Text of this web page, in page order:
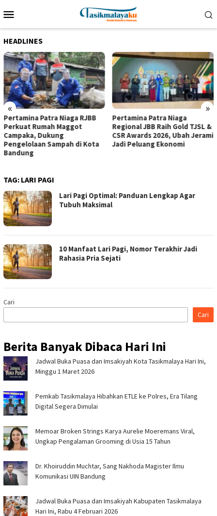
ke
Mobile
HEADLINES
« »
Pertamina Patra Niaga RJBB
Perkuat Rumah Maggot
Campaka, Dukung
Pengelolaan Sampah di Kota
Bandung
Pertamina Patra Niaga
Regional JBB Raih Gold TJSL &
CSR Awards 2026, Ubah Jerami
Jadi Peluang Ekonomi
TAG: LARI PAGI
Lari Pagi Optimal: Panduan Lengkap Agar
Tubuh Maksimal
10 Manfaat Lari Pagi, Nomor Terakhir Jadi
Rahasia Pria Sejati
Cari
Cari
Berita Banyak Dibaca Hari Ini
Jadwal Buka Puasa dan Imsakiyah Kota Tasikmalaya Hari Ini,
Minggu 1 Maret 2026
Pemkab Tasikmalaya Hibahkan ETLE ke Polres, Era Tilang
Digital Segera Dimulai
Memoar Broken Strings Karya Aurelie Moeremans Viral,
Ungkap Pengalaman Grooming di Usia 15 Tahun
Dr. Khoiruddin Muchtar, Sang Nakhoda Magister Ilmu
Komunikasi UIN Bandung
Jadwal Buka Puasa dan Imsakiyah Kabupaten Tasikmalaya
Hari Ini, Rabu 4 Februari 2026